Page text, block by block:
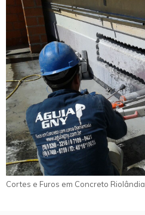
Cortes e Furos em Concreto Riolândia